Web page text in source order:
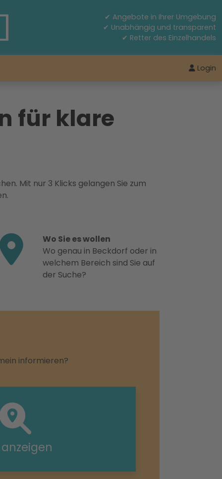
✔ Angebote in Ihrer Umgebung
✔ Unabhängig und transparent
✔ Retter des Einzelhandels
Login
für klare
Mit nur 3 Klicks gelangen Sie zum
Wo Sie es wollen
Wo genau in Beckdorf oder in
welchem Bereich sind Sie auf
der Suche?
informieren?